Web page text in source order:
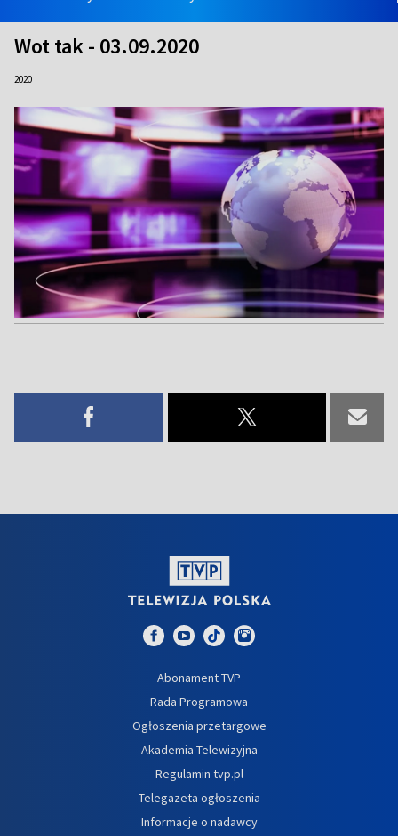
Wot tak - 03.09.2020
2020
Abonament TVP
Rada Programowa
Ogłoszenia przetargowe
Akademia Telewizyjna
Regulamin tvp.pl
Telegazeta ogłoszenia
Informacje o nadawcy